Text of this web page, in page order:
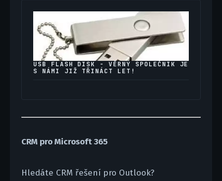
USB FLASH DISK - VĚRNÝ SPOLEČNÍK JE
S NÁMI JIŽ TŘINÁCT LET!
CRM pro Microsoft 365
Hledáte CRM řešení pro Outlook?